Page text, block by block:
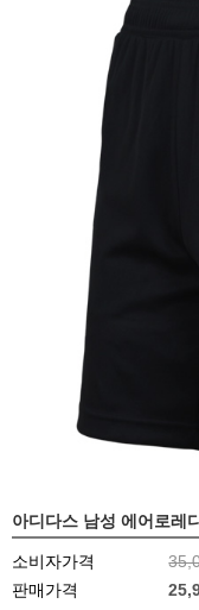
아디다스 남성 에어로레
소비자가격
판매가격